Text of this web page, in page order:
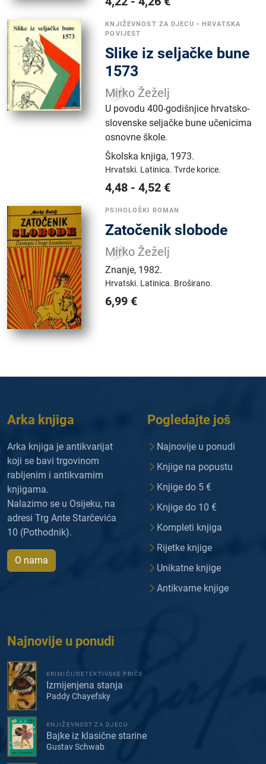
KNJIŽEVNOST ZA DJECU •HRVATSKA
POVIJEST
Slike iz seljačke bune
1573
Mirko Žeželj
U povodu 400-godišnjice hrvatsko-
slovenske seljačke bune učenicima
osnovne škole.
Školska knjiga, 1973.
Hrvatski. Latinica.Tvrde korice.
4,48 -4,52 €
PSIHOLOŠKI ROMAN
Zatočenik slobode
Mirko Žeželj
Znanje, 1982.
Hrvatski. Latinica. Broširano.
6,99 €
Arka knjiga
Arka knjiga je antikvarijat
koji se bavi trgovinom
rabljenim i antikvarnim
knjigama.
Nalazimo se u Osijeku, na
adresi Trg Ante Starčevića
10 (Pothodnik).
O nama
Pogledajte još
Najnovije u ponudi
Knjige na popustu
Knjige do 5 €
Knjige do 10 €
Kompleti knjiga
Rijetke knjige
Unikatne knjige
Antikvarne knjige
Najnovije u ponudi
KRIMIĆI/DETEKTIVSKE PRIČE
Izmijenjena stanja
Paddy Chayefsky
KNJIŽEVNOST ZA DJECU
Bajke iz klasične starine
Gustav Schwab